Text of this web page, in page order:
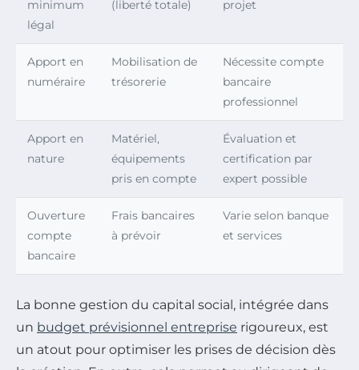
minimum
légal
(liberté totale)
projet
Apport en
numéraire
Mobilisation de
trésorerie
Nécessite compte
bancaire
professionnel
Apport en
nature
Matériel,
équipements
pris en compte
Évaluation et
certification par
expert possible
Ouverture
compte
bancaire
Frais bancaires
à prévoir
Varie selon banque
et services
La bonne gestion du capital social, intégrée dans
un budget prévisionnel entreprise rigoureux, est
un atout pour optimiser les prises de décision dès